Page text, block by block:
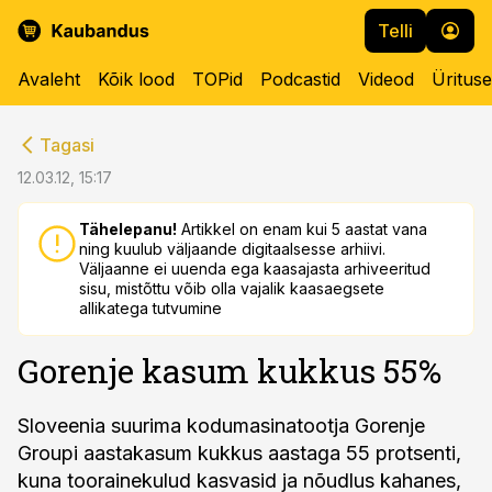
Telli
Avaleht Kõik lood TOPid Podcastid Videod
Tagasi
12.03.12, 15:17
Tähelepanu! Artikkel on enam kui 5 aastat vana
ning kuulub väljaande digitaalsesse arhiivi.
Väljaanne ei uuenda ega kaasajasta arhiveeritud
sisu, mistõttu võib olla vajalik kaasaegsete
allikatega tutvumine
Gorenje kasum kukkus 55%
Sloveenia suurima kodumasinatootja Gorenje
Groupi aastakasum kukkus aastaga 55 protsenti,
kuna toorainekulud kasvasid ja nõudlus kahanes,